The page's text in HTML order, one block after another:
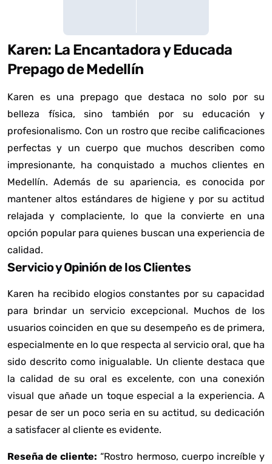
Karen: La Encantadora y Educada
Prepago de Medellín
Karen es una prepago que destaca no solo por su
belleza física, sino también por su educación y
profesionalismo. Con un rostro que recibe calificaciones
perfectas y un cuerpo que muchos describen como
impresionante, ha conquistado a muchos clientes en
Medellín. Además de su apariencia, es conocida por
mantener altos estándares de higiene y por su actitud
relajada y complaciente, lo que la convierte en una
opción popular para quienes buscan una experiencia de
calidad.
Servicio y Opinión de los Clientes
Karen ha recibido elogios constantes por su capacidad
para brindar un servicio excepcional. Muchos de los
usuarios coinciden en que su desempeño es de primera,
especialmente en lo que respecta al servicio oral, que ha
sido descrito como inigualable. Un cliente destaca que
la calidad de su oral es excelente, con una conexión
visual que añade un toque especial a la experiencia. A
pesar de ser un poco seria en su actitud, su dedicación
a satisfacer al cliente es evidente.
Reseña de cliente: “Rostro hermoso, cuerpo increíble y